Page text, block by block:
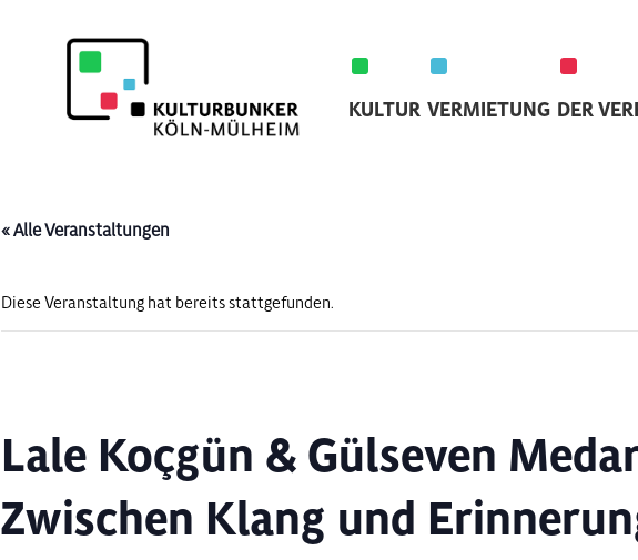
KULTUR VERMIETUNG DER
« Alle Veranstaltungen
Diese Veranstaltung hat bereits stattgefunden.
Lale Koçgün & Gülseven
Zwischen Klang und